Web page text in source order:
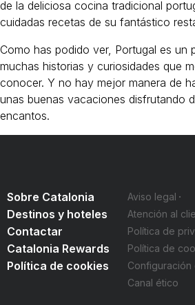
de la deliciosa cocina tradicional
cuidadas recetas de su fantástico
Como has podido ver, Portugal es un
muchas historias y curiosidades que
conocer. Y no hay mejor manera de
unas buenas vacaciones disfrutando
encantos.
Sobre Catalonia
Destinos y hoteles
Contactar
Catalonia Rewards
Política de cookies
Aviso legal
Atención al
Política de
Política de
Canal ético